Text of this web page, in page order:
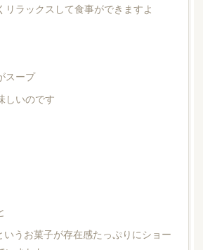
リラックスして食事ができますよ
スープ
しいのです
いうお菓子が存在感たっぷりにショー